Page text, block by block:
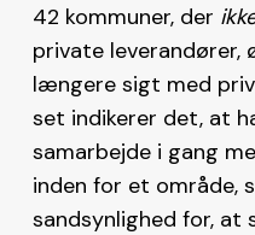
42 kommuner, der
private leverandører,
længere sigt med
set indikerer det, at
samarbejde i gang
inden for et område,
sandsynlighed for, at